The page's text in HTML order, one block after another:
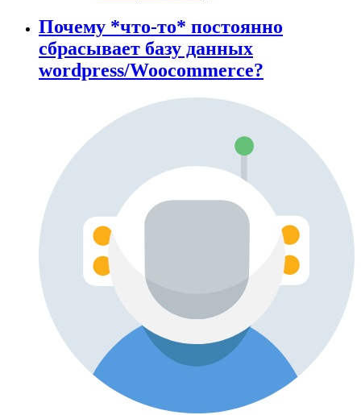
Почему *что-то* постоянно
сбрасывает базу данных
wordpress/Woocommerce?